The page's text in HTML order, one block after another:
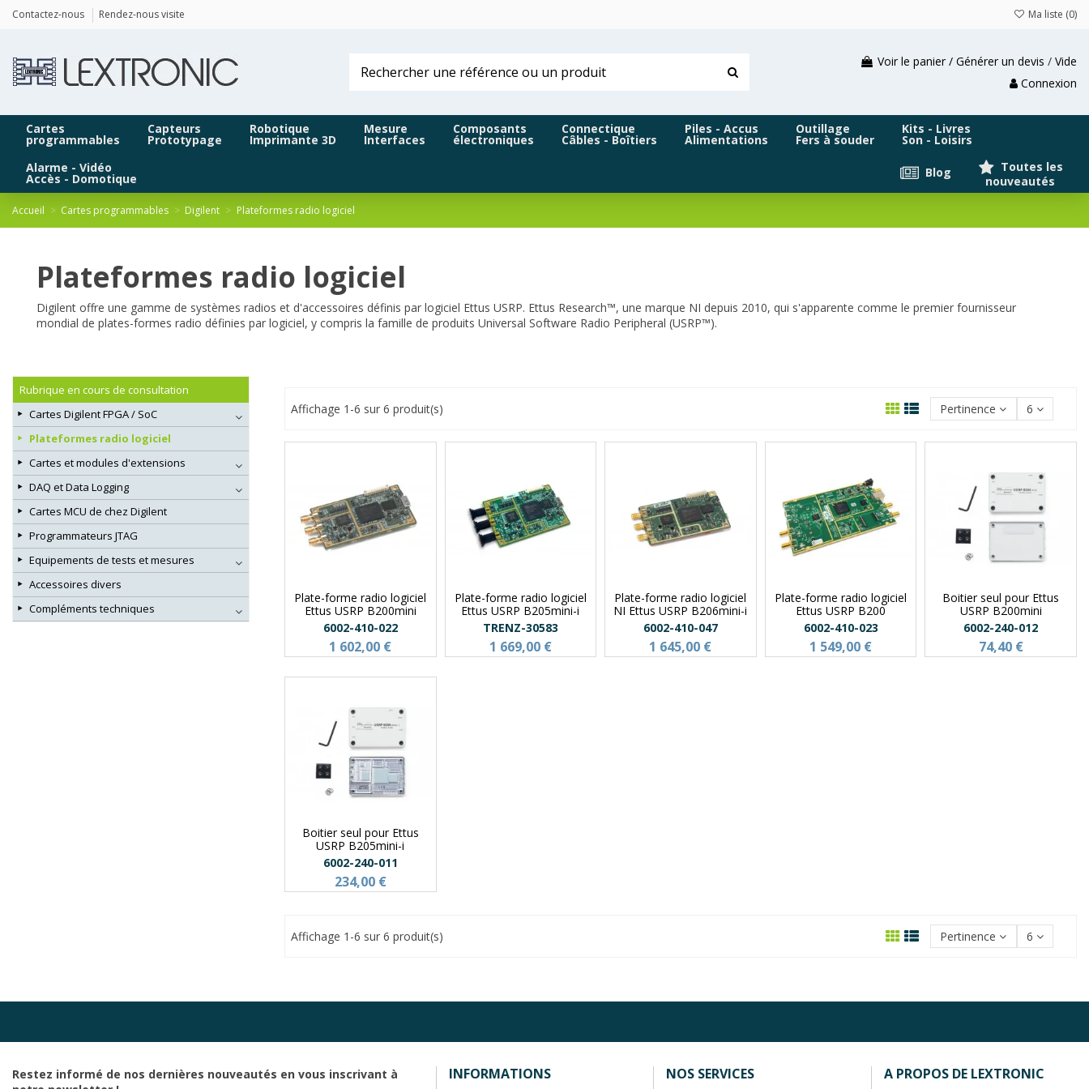
Contactez-nous Rendez-nous visite Ma liste (0)
Voir le panier / Générer un devis / Vide
Connexion
Cartes
programmables
Capteurs
Prototypage
Robotique
Imprimante 3D
Mesure
Interfaces
Composants
électroniques
Connectique
Câbles - Boîtiers
Piles - Accus
Alimentations
Outillage
Fers à souder
Kits - Livres
Son - Loisirs
Alarme - Vidéo
Accès - Domotique
Toutes les
nouveautés
Blog
Accueil Cartes programmables Digilent Plateformes radio logiciel
Plateformes radio logiciel
Digilent offre une gamme de systèmes radios et d'accessoires définis par logiciel Ettus USRP. Ettus Research™, une marque NI depuis 2010, qui s'apparente comme le premier fournisseur
mondial de plates-formes radio définies par logiciel, y compris la famille de produits Universal Software Radio Peripheral (USRP™).
Affichage 1-6 sur 6 produit(s) Pertinence 6
Plate-forme radio logiciel
Ettus USRP B200mini
6002-410-022
1 602,00 €
Plate-forme radio logiciel
Ettus USRP B205mini-i
TRENZ-30583
1 669,00 €
Plate-forme radio logiciel
NI Ettus USRP B206mini-i
6002-410-047
1 645,00 €
Plate-forme radio logiciel
Ettus USRP B200
6002-410-023
1 549,00 €
Boitier seul pour Ettus
USRP B200mini
6002-240-012
74,40 €
Boitier seul pour Ettus
USRP B205mini-i
6002-240-011
234,00 €
Affichage 1-6 sur 6 produit(s) Pertinence 6
Rubrique en cours de consultation
Cartes Digilent FPGA / SoC
Plateformes radio logiciel
Cartes et modules d'extensions
DAQ et Data Logging
Cartes MCU de chez Digilent
Programmateurs JTAG
Equipements de tests et mesures
Accessoires divers
Compléments techniques
Restez informé de nos dernières nouveautés en vous inscrivant à
INFORMATIONS NOS SERVICES A PROPOS DE LEXTRONIC
Panneau de gestion des cookies